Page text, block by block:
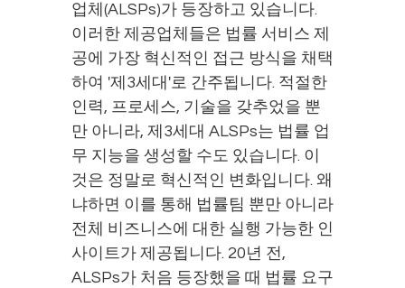
업체(ALSPs)가 등장하고 있습니다.
이러한 제공업체들은 법률 서비스 제
공에 가장 혁신적인 접근 방식을 채택
하여 '제3세대'로 간주됩니다. 적절한
인력, 프로세스, 기술을 갖추었을 뿐
만 아니라, 제3세대 ALSPs는 법률 업
무 지능을 생성할 수도 있습니다. 이
것은 정말로 혁신적인 변화입니다. 왜
냐하면 이를 통해 법률팀 뿐만 아니라
전체 비즈니스에 대한 실행 가능한 인
사이트가 제공됩니다. 20년 전,
ALSPs가 처음 등장했을 때 법률 요구